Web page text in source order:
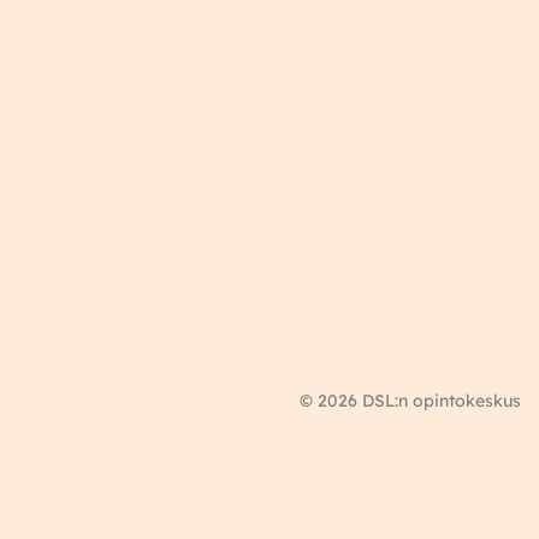
© 2026 DSL:n opintokeskus